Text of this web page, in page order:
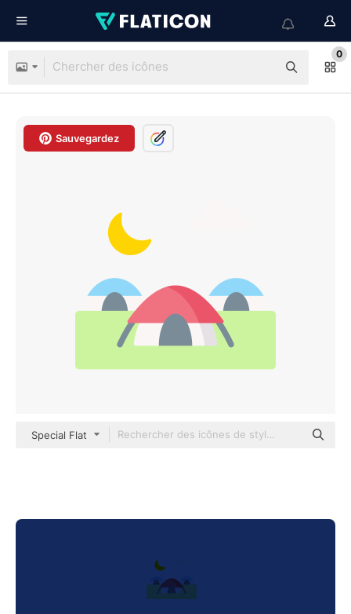
0
Sauvegardez
Special Flat